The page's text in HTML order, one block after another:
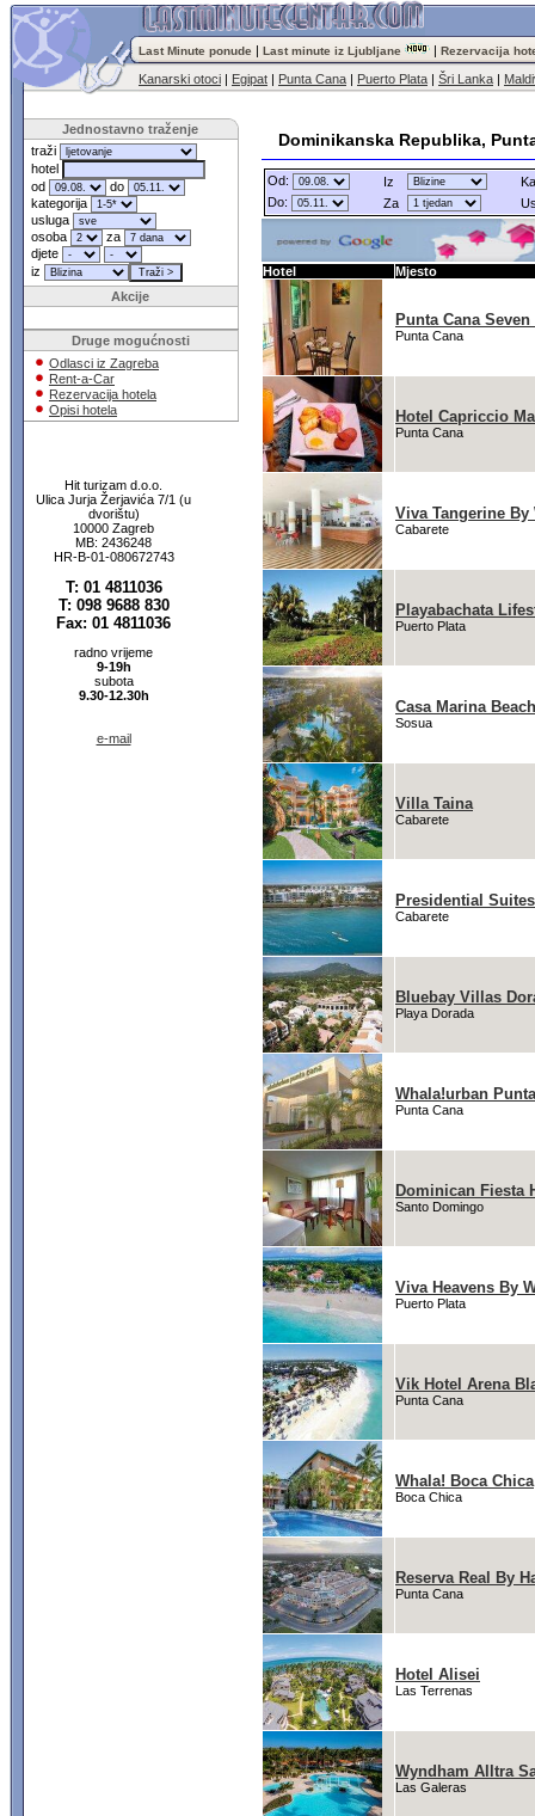
Dominikanska Republika,
Last Minute ponude | Last minute iz Ljubljane | Rezervacija
Kanarski otoci | Egipat | Punta Cana | Puerto Plata | Šri Lanka |
Jednostavno traženje
traži
hotel
od
do
kategorija
usluga
osoba
za
djete
iz
Akcije
Druge mogućnosti
Odlasci iz Zagreba
Rent-a-Car
Rezervacija hotela
Opisi hotela
Hit turizam d.o.o.
Ulica Jurja Žerjavića 7/1 (u
dvorištu)
10000 Zagreb
MB: 2436248
HR-B-01-080672743
T: 01 4811036
T: 098 9688 830
Fax: 01 4811036
radno vrijeme
9-19h
subota
9.30-12.30h
e-mail
Od: Iz
Do:
Za
Hotel Mjesto
Punta Cana Seven
Punta Cana
Hotel Capriccio
Punta Cana
Viva Tangerine
Cabarete
Playabachata
Puerto Plata
Casa Marina
Sosua
Villa Taina
Cabarete
Presidential
Cabarete
Bluebay Villas
Playa Dorada
Whala!urban
Punta Cana
Dominican Fiesta
Santo Domingo
Viva Heavens By
Puerto Plata
Vik Hotel Arena
Punta Cana
Whala! Boca Chica
Boca Chica
Reserva Real By
Punta Cana
Hotel Alisei
Las Terrenas
Wyndham Alltra
Las Galeras